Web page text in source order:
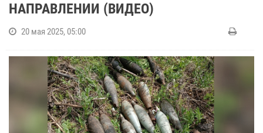
НАПРАВЛЕНИИ (ВИДЕО)
20 мая 2025, 05:00